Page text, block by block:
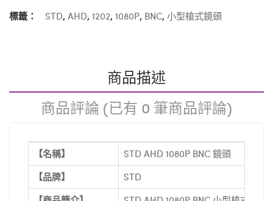
標籤： STD, AHD, 1202, 1080P, BNC, 小型槍式鏡頭
商品描述
商品評論 (已有 0 筆商品評論)
【名稱】
STD AHD 1080P BNC 鏡頭
【品牌】
STD